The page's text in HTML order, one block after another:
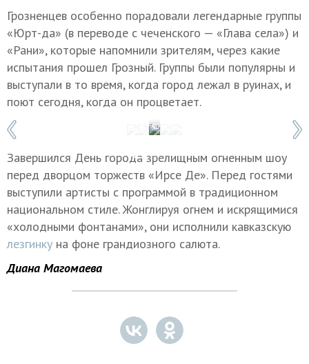
Грозненцев особенно порадовали легендарные группы
«Юрт-да» (в переводе с чеченского — «Глава села») и
«Рани», которые напомнили зрителям, через какие
испытания прошел Грозный. Группы были популярны и
выступали в то время, когда город лежал в руинах, и
поют сегодня, когда он процветает.
Фото: Диана Магомаева/ТАСС
1 / 5
Завершился День города зрелищным огненным шоу
перед дворцом торжеств «Ирсе Де». Перед гостями
выступили артисты с программой в традиционном
национальном стиле. Жонглируя огнем и искрящимися
«холодными фонтанами», они исполнили кавказскую
лезгинку на фоне грандиозного салюта.
Диана Магомаева